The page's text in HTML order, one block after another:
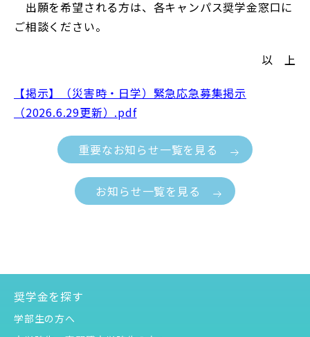
出願を希望される方は、各キャンパス奨学金窓口に
ご相談ください。
以 上
【掲示】（災害時・日学）緊急応急募集掲示
（2026.6.29更新）.pdf
重要なお知らせ一覧を見る
お知らせ一覧を見る
奨学金を探す
学部生の方へ